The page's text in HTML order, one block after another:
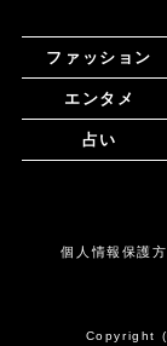
ファッション
エンタメ
占い
個人情報保護
Copyright